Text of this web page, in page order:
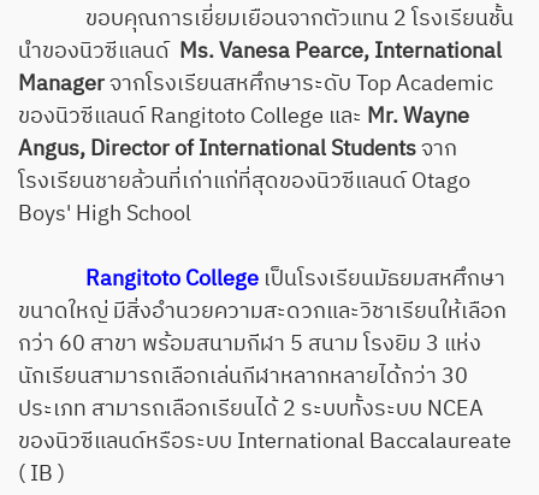
ขอบคุณการเยี่ยมเยือนจากตัวแทน 2 โรงเรียนชั้น
นำของนิวซีแลนด์ Ms. Vanesa Pearce, International
Managerจากโรงเรียนสหศึกษาระดับ Top Academic
ของนิวซีแลนด์ Rangitoto College และ Mr. Wayne
Angus, Director of International Studentsจาก
โรงเรียนชายล้วนที่เก่าแก่ที่สุดของนิวซีแลนด์ Otago
Boys' High School
Rangitoto College เป็นโรงเรียนมัธยมสหศึกษา
ขนาดใหญ่ มีสิ่งอำนวยความสะดวกและวิชาเรียนให้เลือก
กว่า 60 สาขา พร้อมสนามกีฬา 5 สนาม โรงยิม 3 แห่ง
นักเรียนสามารถเลือกเล่นกีฬาหลากหลายได้กว่า 30
ประเภท สามารถเลือกเรียนได้ 2 ระบบทั้งระบบ NCEA
ของนิวซีแลนด์หรือระบบ International Baccalaureate
( IB )